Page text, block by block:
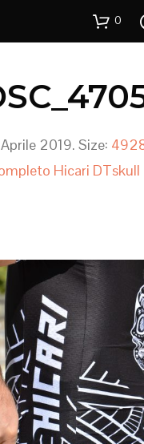
0
2019. Size:
Hicari DTskull